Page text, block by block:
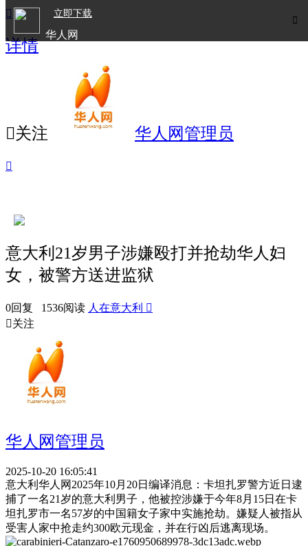

立即下载
华人网

详情
关注 华人网管理员

意大利21岁男子涉嫌殴打并抢劫华人妇
女，被警方送进监狱
0回复 1536阅读 人在意大利 
关注
华人网管理员
2025-10-20 16:05:41
意大利华人网2025年10月20日编译消息：卡坦扎罗警方近日逮
捕了一名21岁的意大利男子，他被控涉嫌于今年8月15日在卡
坦扎罗市一名57岁的中国籍女子家中实施抢劫。嫌疑人被指从
受害人家中抢走约300欧元现金，并在行凶后逃离现场。